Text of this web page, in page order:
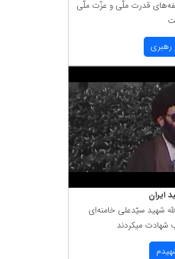
قدرت ملّی و عزّت ملّی
رهبری
ایران
شهید سیّدعلی خامنه‌ای
شهادت میكردند